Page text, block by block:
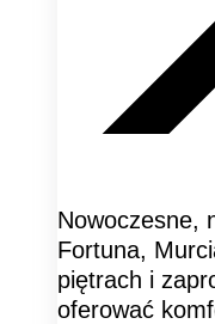
Nowoczesne,
Fortuna,
piętrach i
oferować